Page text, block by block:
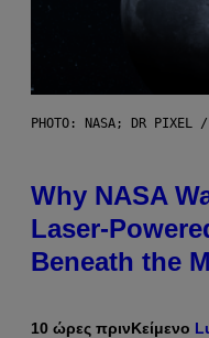
PHOTO: NASA; DR PIXEL /
Why NASA
Laser-
Beneath the
10 ώρες πρινΚείμενο